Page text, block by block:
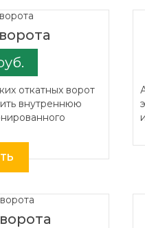
откатных ворот
внутреннюю